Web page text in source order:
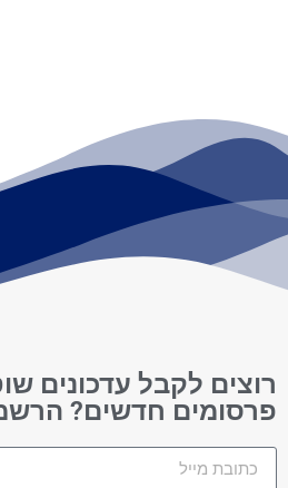
רוצים לקבל עדכונים
פרסומים חדשים?